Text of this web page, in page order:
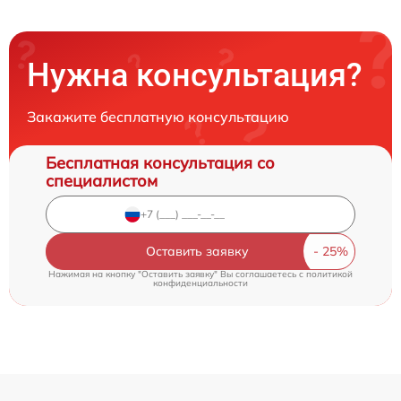
Нужна консультация?
Закажите бесплатную консультацию
Бесплатная консультация со
специалистом
Оставить заявку
Нажимая на кнопку "Оставить заявку" Вы соглашаетесь cполитикой
конфиденциальности